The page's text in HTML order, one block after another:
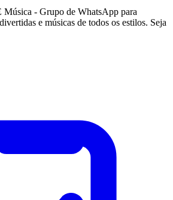
Música - Grupo de WhatsApp para
e músicas de todos os estilos. Seja